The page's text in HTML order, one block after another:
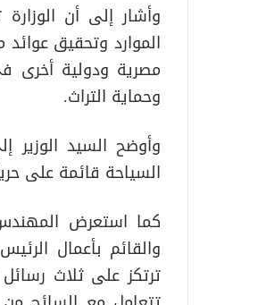
وأشار إلى أن
الموارد وتحقيق
مصرية ودولية أخرى
وحماية التراث.
وأوضح السيد
السياحة قائمة على
كما استعرض المهندس
والقائم بأعمال
ترتكز على ثلاث